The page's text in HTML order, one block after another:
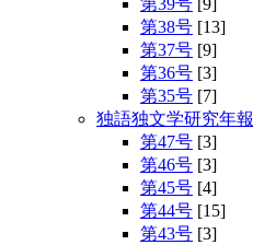
第39号 [9]
第38号 [13]
第37号 [9]
第36号 [3]
第35号 [7]
独語独文学研究年報
第47号 [3]
第46号 [3]
第45号 [4]
第44号 [15]
第43号 [3]